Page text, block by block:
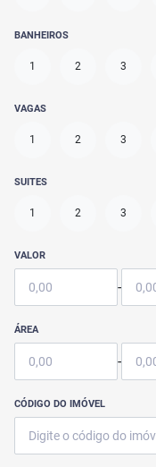
BANHEIROS
1 2 3
VAGAS
1 2 3
SUITES
1 2 3
VALOR
-
ÁREA
-
CÓDIGO DO IMÓVEL